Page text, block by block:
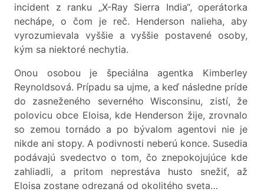
incident z ranku „X-Ray Sierra India“, operátorka
nechápe, o čom je reč. Henderson nalieha, aby
vyrozumievala vyššie a vyššie postavené osoby,
kým sa niektoré nechytia.
Onou osobou je špeciálna agentka Kimberley
Reynoldsová. Prípadu sa ujme, a keď následne príde
do zasneženého severného Wisconsinu, zistí, že
polovicu obce Eloisa, kde Henderson žije, zrovnalo
so zemou tornádo a po bývalom agentovi nie je
nikde ani stopy. A podivnosti neberú konce. Susedia
podávajú svedectvo o tom, čo znepokojujúce kde
zahliadli, a pritom neprestáva husto snežiť, až
Eloisa zostane odrezaná od okolitého sveta…